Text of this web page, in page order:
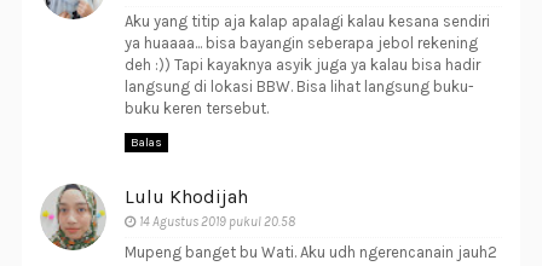
Aku yang titip aja kalap apalagi kalau kesana sendiri
ya huaaaa... bisa bayangin seberapa jebol rekening
deh :)) Tapi kayaknya asyik juga ya kalau bisa hadir
langsung di lokasi BBW. Bisa lihat langsung buku-
buku keren tersebut.
Balas
Lulu Khodijah
14 Agustus 2019 pukul 20.58
Mupeng banget bu Wati. Aku udh ngerencanain jauh2